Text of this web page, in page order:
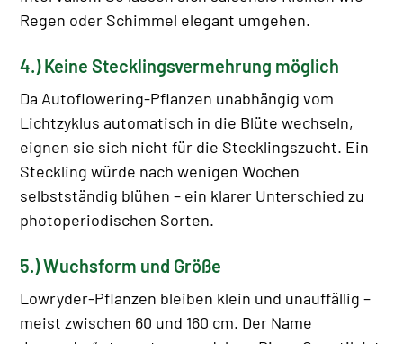
Regen oder Schimmel elegant umgehen.
4.) Keine Stecklingsvermehrung möglich
Da Autoflowering-Pflanzen unabhängig vom
Lichtzyklus automatisch in die Blüte wechseln,
eignen sie sich nicht für die Stecklingszucht. Ein
Steckling würde nach wenigen Wochen
selbstständig blühen – ein klarer Unterschied zu
photoperiodischen Sorten.
5.) Wuchsform und Größe
Lowryder-Pflanzen bleiben klein und unauffällig –
meist zwischen 60 und 160 cm. Der Name